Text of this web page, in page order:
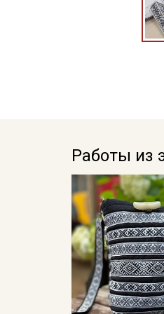
Работы из